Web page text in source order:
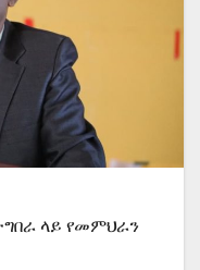
ላይ የመምህራን